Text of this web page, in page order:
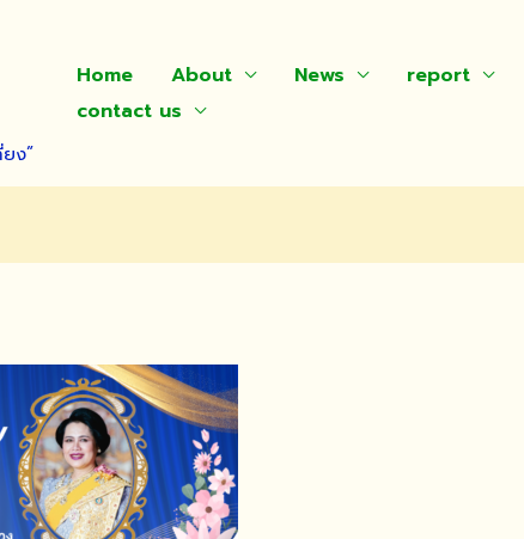
ง”
Home About News report
contact us